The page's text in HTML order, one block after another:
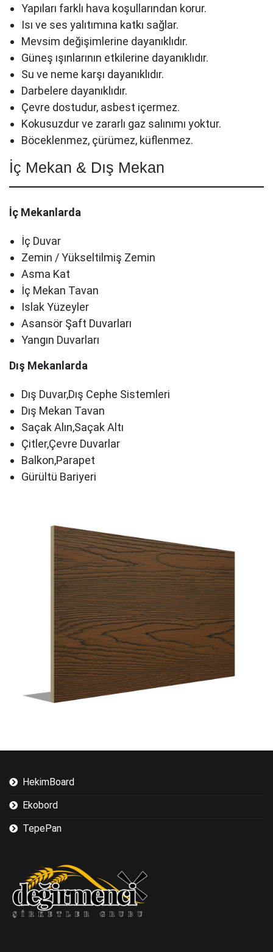
Yapıları farklı hava koşullarından korur.
Isı ve ses yalıtımına katkı sağlar.
Mevsim değişimlerine dayanıklıdır.
Güneş ışınlarının etkilerine dayanıklıdır.
Su ve neme karşı dayanıklıdır.
Darbelere dayanıklıdır.
Çevre dostudur, asbest içermez.
Kokusuzdur ve zararlı gaz salınımı yoktur.
Böceklenmez, çürümez, küflenmez.
İç Mekan & Dış Mekan
İç Mekanlarda
İç Duvar
Zemin / Yükseltilmiş Zemin
Asma Kat
İç Mekan Tavan
Islak Yüzeyler
Asansör Şaft Duvarları
Yangın Duvarları
Dış Mekanlarda
Dış Duvar,Dış Cephe Sistemleri
Dış Mekan Tavan
Saçak Alın,Saçak Altı
Çitler,Çevre Duvarlar
Balkon,Parapet
Gürültü Bariyeri
HekimBoard
Ekobord
TepePan